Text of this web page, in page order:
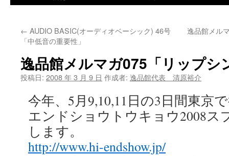
← AUDIO BASIC(オーディオベーシック) 46号
「中低音の重要性」
逸品館メル
逸品館メルマガ075「リップシ
投稿日: 2008 年 3 月 9 日 作成者: 逸品館代表 清原裕介
今年、5月9,10,11日の3日間東京
エンドショウトウキョウ2008ス
します。
http://www.hi-endshow.jp/